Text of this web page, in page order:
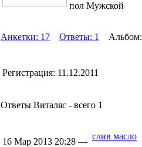
пол Мужской
Анкетки: 17 Ответы: 1 Альбом:
Регистрация: 11.12.2011
Ответы Виталяс - всего 1
16 Мар 2013 20:28 —
слив масло